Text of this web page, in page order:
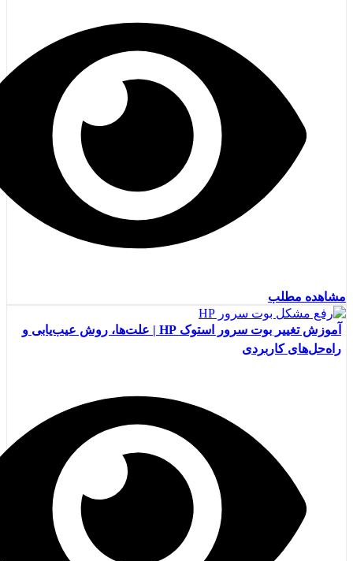
مشاهده مطلب
آموزش تغییر بوت سرور استوک HP | علت‌ها، روش عیب‌یابی و
راه‌حل‌های کاربردی